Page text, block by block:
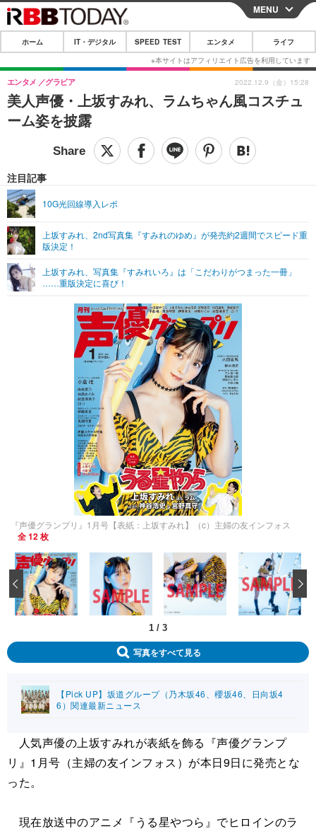
CLOSE
ホーム
IT・デジタル
IT・デジタルTOP スマートフォン
ショッピング その他
SPEED TEST
エンタメTOP 映画・ドラマ
グラビア
ショッピング その他
ライフTOP
その他
リリース一覧
プッシュ通知の停止方法
MENU
ホーム IT・デジタル SPEED TEST エンタメ ライフ
美人声優・上坂すみれ、ラムちゃん風コスチュ
ーム姿を披露
エンタメ グラビア
注目記事
10G光回線導入レポ
上坂すみれ、2nd写真集『すみれのゆめ』が発売約2週間でスピード重
版決定！
上坂すみれ、写真集『すみれいろ』は「こだわりがつまった一冊」
……重版決定に喜び！
2022.12.9（金）15:28
『声優グランプリ』1月号【表紙：上坂すみれ】（c）主婦の友インフォス
全 12 枚
1 / 3
‹
写真をすべて見る
【Pick UP】坂道グループ（乃木坂46、櫻坂46、日向坂4
6）関連最新ニュース
人気声優の上坂すみれが表紙を飾る『声優グランプ
リ』1月号（主婦の友インフォス）が本日9日に発売とな
った。
現在放送中のアニメ『うる星やつら』でヒロインのラ